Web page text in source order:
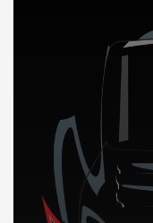
DÉCOUVREZ